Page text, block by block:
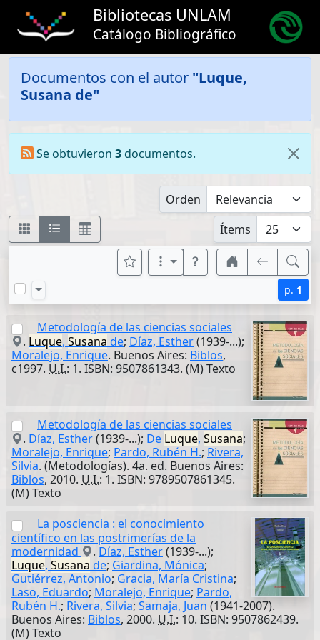
Bibliotecas UNLAM
Catálogo Bibliográfico
Documentos con el autor "Luque,
Susana de"
Se obtuvieron 3documentos.
Orden
Ítems
p. 1
Metodología de las ciencias sociales
. Luque, Susana de; Díaz, Esther(1939-...);
Moralejo, Enrique. Buenos Aires: Biblos,
c1997. U.I.: 1. ISBN: 9507861343. (M) Texto
Metodología de las ciencias sociales
. Díaz, Esther(1939-...); De Luque, Susana;
Moralejo, Enrique; Pardo, Rubén H.; Rivera,
Silvia. (Metodologías). 4a. ed. Buenos Aires:
Biblos, 2010. U.I.: 1. ISBN: 9789507861345.
(M) Texto
La posciencia : el conocimiento
científico en las postrimerías de la
modernidad
. Díaz, Esther(1939-...);
Luque, Susana de; Giardina, Mónica;
Gutiérrez, Antonio; Gracia, María Cristina;
Laso, Eduardo; Moralejo, Enrique; Pardo,
Rubén H.; Rivera, Silvia; Samaja, Juan (1941-2007).
Buenos Aires: Biblos, 2000. U.I.: 10. ISBN: 9507862439.
(M) Texto